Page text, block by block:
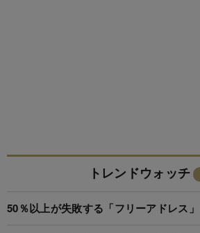
トレンドウォッチ
50％以上が失敗する「フリーアドレス